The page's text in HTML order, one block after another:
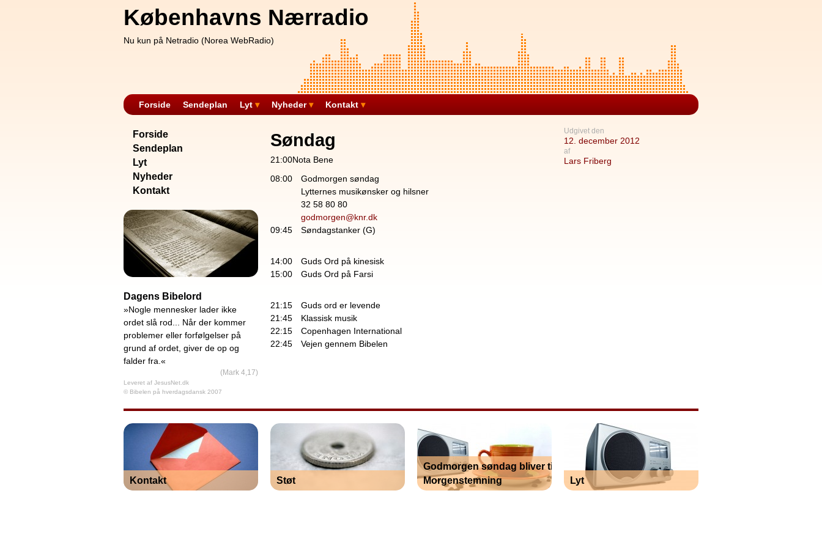
Københavns Nærradio
Nu kun på Netradio (Norea WebRadio)
Forside Sendeplan Lyt Nyheder Kontakt
Søndag
21:00Nota Bene
08:00
Godmorgen søndag
Lytternes musikønsker og hilsner
32 58 80 80
godmorgen@knr.dk
09:45
Søndagstanker (G)
14:00
Guds Ord på kinesisk
15:00
Guds Ord på Farsi
21:15
Guds ord er levende
21:45
Klassisk musik
22:15
Copenhagen International
22:45
Vejen gennem Bibelen
Udgivet den
12. december 2012
af
Lars Friberg
Forside
Sendeplan
Lyt
Nyheder
Kontakt
Dagens Bibelord
»Nogle mennesker lader ikke
ordet slå rod... Når der kommer
problemer eller forfølgelser på
grund af ordet, giver de op og
falder fra.«
(Mark 4,17)
Leveret af JesusNet.dk
© Bibelen på hverdagsdansk 2007
Kontakt Støt
Godmorgen søndag bliver til
Morgenstemning
Lyt